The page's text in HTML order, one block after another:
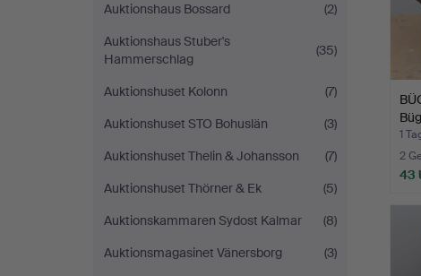
Auktionshaus Bossard
(2)
Auktionshaus Stuber's
Hammerschlag
(35)
Auktionshuset Kolonn
(7)
Auktionshuset STO Bohuslän
(3)
Auktionshuset Thelin & Johansson
(7)
Auktionshuset Thörner & Ek
(5)
Auktionskammaren Sydost Kalmar
(8)
Auktionsmagasinet Vänersborg
(3)
1
2
43